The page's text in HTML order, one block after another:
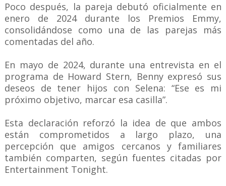
Poco después, la pareja debutó oficialmente en
enero de 2024 durante los Premios Emmy,
consolidándose como una de las parejas más
comentadas del año.
En mayo de 2024, durante una entrevista en el
programa de Howard Stern, Benny expresó sus
deseos de tener hijos con Selena: “Ese es mi
próximo objetivo, marcar esa casilla”.
Esta declaración reforzó la idea de que ambos
están comprometidos a largo plazo, una
percepción que amigos cercanos y familiares
también comparten, según fuentes citadas por
Entertainment Tonight.